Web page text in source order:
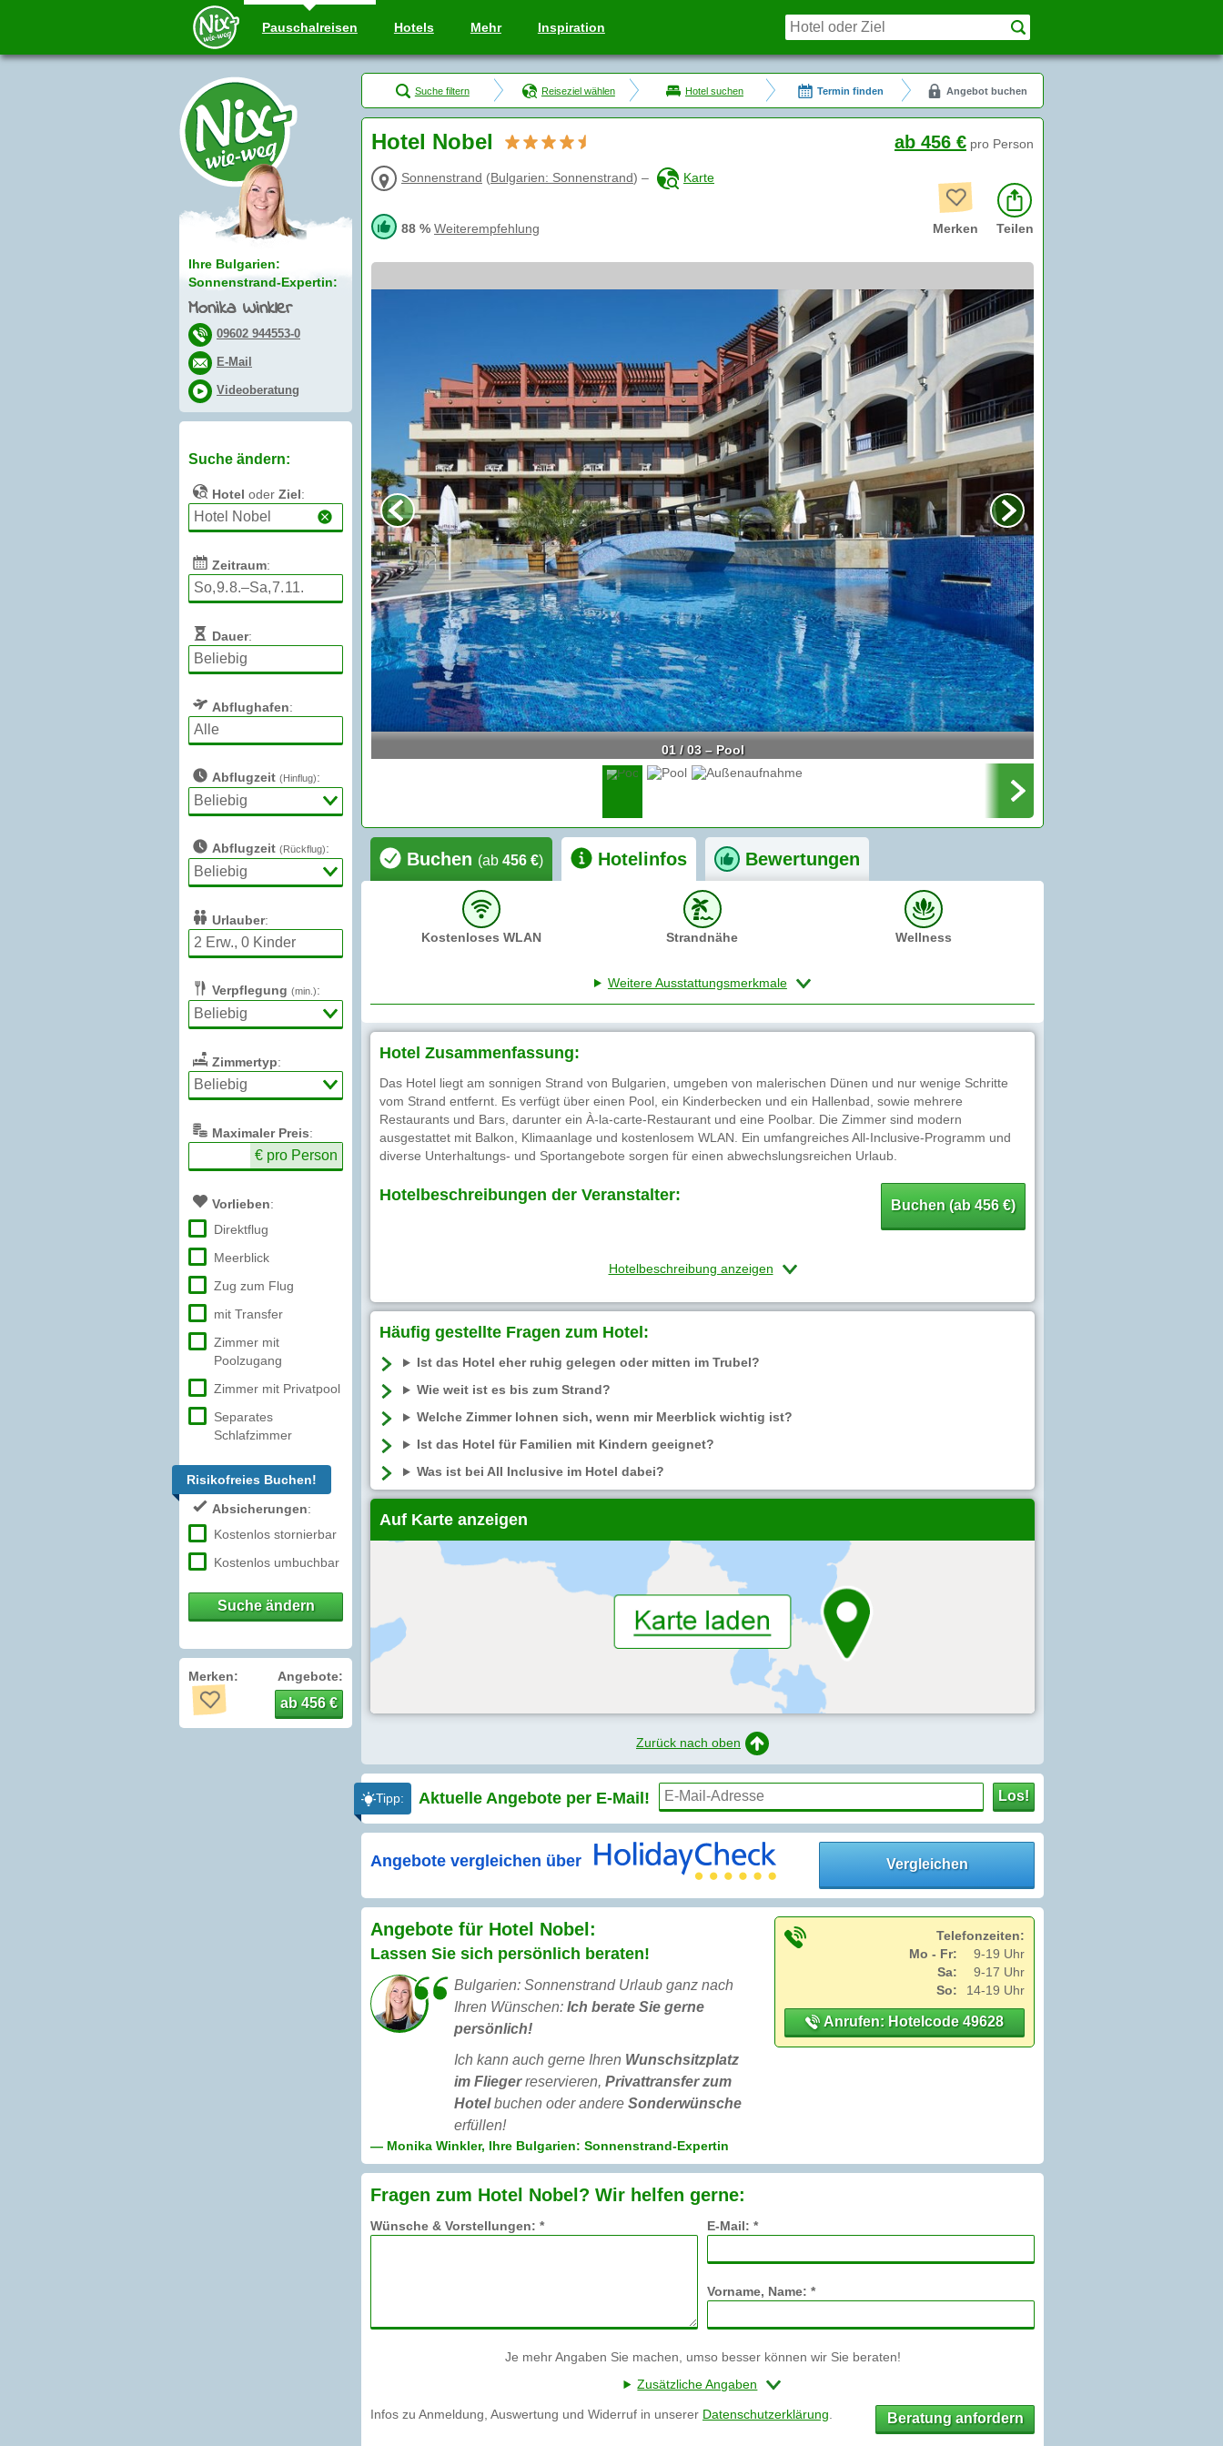
Pauschalreisen Hotels Mehr Inspiration
Ihre Bulgarien:
Sonnenstrand-Expertin:
Monika Winkler
09602 944553-0
E-Mail
Videoberatung
Suche ändern:
Hotel oder Ziel:
Zeitraum:
Dauer:
Abflughafen:
Abflugzeit (Hinflug):
Abflugzeit (Rückflug):
Urlauber:
Verpflegung (min.):
Zimmertyp:
Maximaler Preis:
€ pro Person
Vorlieben:
Direktflug
Meerblick
Zug zum Flug
mit Transfer
Zimmer mit
Poolzugang
Zimmer mit Privatpool
Separates
Schlafzimmer
Risikofreies Buchen!
Absicherungen:
Kostenlos stornierbar
Kostenlos umbuchbar
Suche ändern
Merken: Angebote:
ab 456 €
Suche filtern Reiseziel wählen Hotel suchen Termin finden Angebot buchen
Hotel Nobel
Sonnenstrand (Bulgarien: Sonnenstrand) – Karte
88 % Weiterempfehlung
ab 456 € pro Person
Merken Teilen
01 / 03 – Pool
Buchen (ab 456 €) Hotelinfos Bewertungen
Kostenloses WLAN Strandnähe Wellness
Weitere Ausstattungsmerkmale
Hotel Zusammenfassung:
Das Hotel liegt am sonnigen Strand von Bulgarien, umgeben von malerischen Dünen und nur wenige Schritte
vom Strand entfernt. Es verfügt über einen Pool, ein Kinderbecken und ein Hallenbad, sowie mehrere
Restaurants und Bars, darunter ein À-la-carte-Restaurant und eine Poolbar. Die Zimmer sind modern
ausgestattet mit Balkon, Klimaanlage und kostenlosem WLAN. Ein umfangreiches All-Inclusive-Programm und
diverse Unterhaltungs- und Sportangebote sorgen für einen abwechslungsreichen Urlaub.
Hotelbeschreibungen der Veranstalter:
Buchen (ab 456 €)
Hotelbeschreibung anzeigen
Häufig gestellte Fragen zum Hotel:
Ist das Hotel eher ruhig gelegen oder mitten im Trubel?
Wie weit ist es bis zum Strand?
Welche Zimmer lohnen sich, wenn mir Meerblick wichtig ist?
Ist das Hotel für Familien mit Kindern geeignet?
Was ist bei All Inclusive im Hotel dabei?
Auf Karte anzeigen
Zurück nach oben
Tipp: Aktuelle Angebote per E-Mail! Los!
Angebote vergleichen über Vergleichen
Angebote für Hotel Nobel:
Lassen Sie sich persönlich beraten!
Bulgarien: Sonnenstrand Urlaub ganz nach
Ihren Wünschen: Ich berate Sie gerne
persönlich!
Ich kann auch gerne Ihren Wunschsitzplatz
im Fliegerreservieren, Privattransfer zum
Hotelbuchen oder andere Sonderwünsche
erfüllen!
— Monika Winkler, Ihre Bulgarien: Sonnenstrand-Expertin
Telefonzeiten:
Mo - Fr:
9-19 Uhr
Sa:
9-17 Uhr
So:
14-19 Uhr
Anrufen: Hotelcode 49628
Fragen zum Hotel Nobel? Wir helfen gerne:
Wünsche & Vorstellungen: * E-Mail: *
Vorname, Name: *
Je mehr Angaben Sie machen, umso besser können wir Sie beraten!
Zusätzliche Angaben
Infos zu Anmeldung, Auswertung und Widerruf in unserer Datenschutzerklärung Beratung anfordern